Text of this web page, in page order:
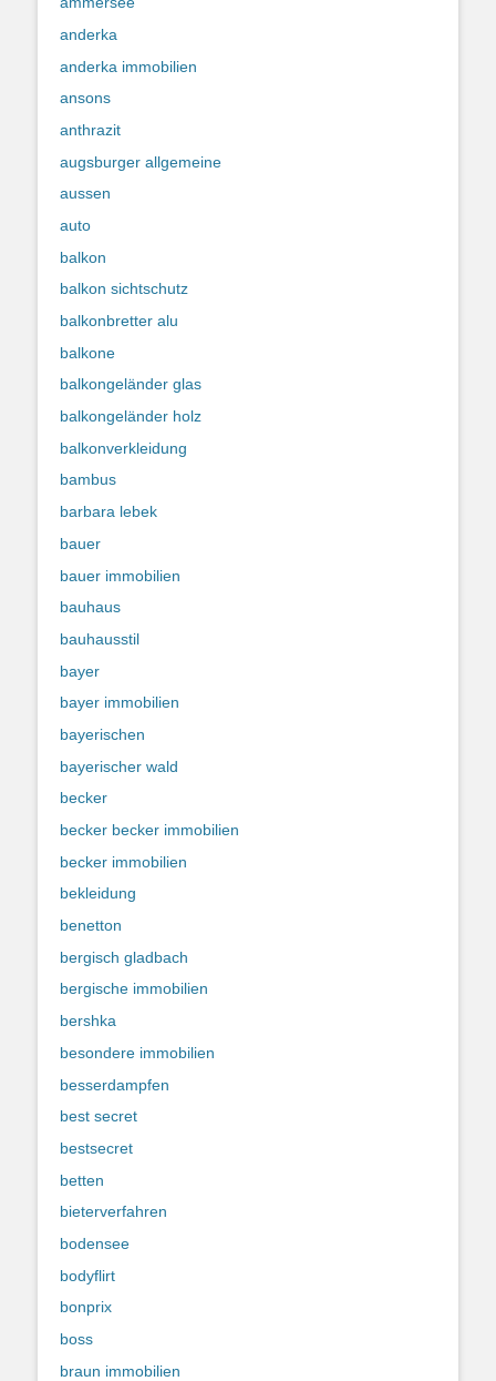
anderka
anderka immobilien
ansons
anthrazit
augsburger allgemeine
aussen
auto
balkon
balkon sichtschutz
balkonbretter alu
balkone
balkongeländer glas
balkongeländer holz
balkonverkleidung
bambus
barbara lebek
bauer
bauer immobilien
bauhaus
bauhausstil
bayer
bayer immobilien
bayerischen
bayerischer wald
becker
becker becker immobilien
becker immobilien
bekleidung
benetton
bergisch gladbach
bergische immobilien
bershka
besondere immobilien
besserdampfen
best secret
bestsecret
betten
bieterverfahren
bodensee
bodyflirt
bonprix
boss
braun immobilien